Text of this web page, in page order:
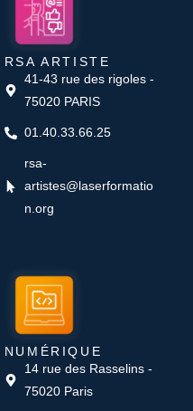
RSA ARTISTE
41-43 rue des rigoles -
75020 PARIS
01.40.33.66.25
rsa-
artistes@laserformatio
n.org
NUMÉRIQUE
14 rue des Rasselins -
75020 Paris